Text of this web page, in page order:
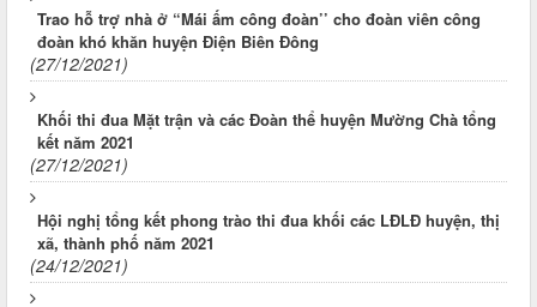
Trao hỗ trợ nhà ở “Mái ấm công đoàn’’ cho đoàn viên công
đoàn khó khăn huyện Điện Biên Đông
(27/12/2021)
Khối thi đua Mặt trận và các Đoàn thể huyện Mường Chà tổng
kết năm 2021
(27/12/2021)
Hội nghị tổng kết phong trào thi đua khối các LĐLĐ huyện, thị
xã, thành phố năm 2021
(24/12/2021)